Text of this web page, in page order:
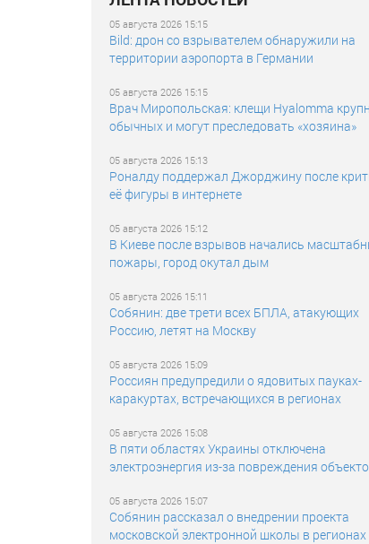
05 августа 2026 15:15
Bild: дрон со взрывателем обнаружили на
территории аэропорта в Германии
05 августа 2026 15:15
Врач Миропольская: клещи Hyalomma
обычных и могут преследовать «хозяина»
05 августа 2026 15:13
Роналду поддержал Джорджину после
её фигуры в интернете
05 августа 2026 15:12
В Киеве после взрывов начались
пожары, город окутал дым
05 августа 2026 15:11
Собянин: две трети всех БПЛА, атакующих
Россию, летят на Москву
05 августа 2026 15:09
Россиян предупредили о ядовитых пауках-
каракуртах, встречающихся в регионах
05 августа 2026 15:08
В пяти областях Украины отключена
электроэнергия из-за повреждения
05 августа 2026 15:07
Собянин рассказал о внедрении проекта
московской электронной школы в регионах